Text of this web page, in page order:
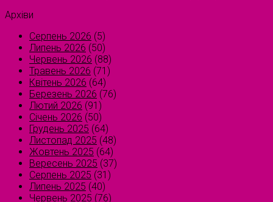
Архіви
Серпень 2026 (5)
Липень 2026 (50)
Червень 2026 (88)
Травень 2026 (71)
Квітень 2026 (64)
Березень 2026 (76)
Лютий 2026 (91)
Січень 2026 (50)
Грудень 2025 (64)
Листопад 2025 (48)
Жовтень 2025 (64)
Вересень 2025 (37)
Серпень 2025 (31)
Липень 2025 (40)
Червень 2025 (76)